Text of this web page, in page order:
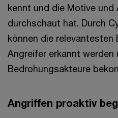
kennt und die Motive
durchschaut hat. Durch
können die
Angreifer erkannt werden
Bedrohungsakteure
Angriffen proaktiv